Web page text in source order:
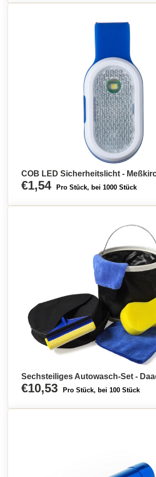
COB LED Sicherheitslicht -
€1,54 Pro Stück, bei 1000 Stück
Sechsteiliges Autowasch-Set -
€10,53 Pro Stück, bei 100 Stück